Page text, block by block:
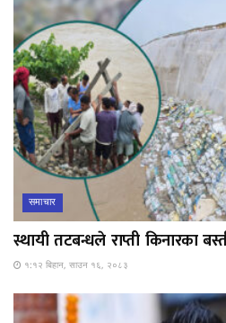
समाचार
स्थायी तटबन्धले राप्ती किनारका
१:१२ बिहान, साउन १६, २०८३